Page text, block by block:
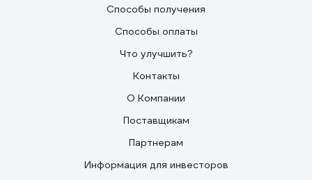
Способы получения
Способы оплаты
Что улучшить?
Контакты
О Компании
Поставщикам
Партнерам
Информация для инвесторов